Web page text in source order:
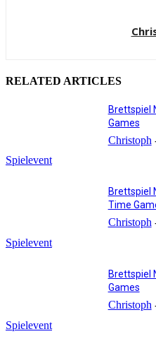
RELATED ARTICLES
Spielevent
Brettspiel
Games
Christoph
Spielevent
Brettspiel
Time
Christoph
Spielevent
Brettspiel
Games
Christoph